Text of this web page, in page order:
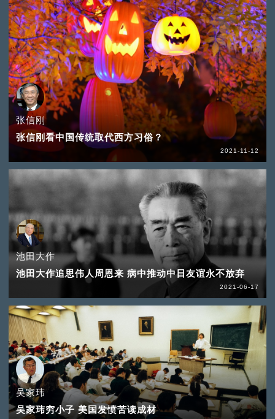
张信刚
张信刚看中国传统取代西方习俗？
2021-11-12
池田大作
池田大作追思伟人周恩来 病中推动中日友谊永不放弃
2021-06-17
吴家玮
吴家玮穷小子 美国发愤苦读成材